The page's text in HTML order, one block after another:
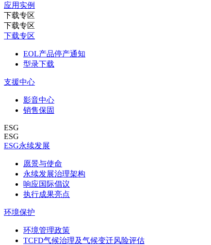
应⽤实例
下载专区
下载专区
下载专区
EOL产品停产通知
型录下载
支援中心
影音中心
销售保固
ESG
ESG
ESG永续发展
愿景与使命
永续发展治理架构
响应国际倡议
执行成果亮点
环境保护
环境管理政策
TCFD气候治理及气候变迁风险评估